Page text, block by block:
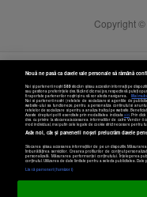
Copyright ©
Setări cookies
Nouă ne pasă ca datele tale personale să rămână
Noi și partenerii noștri589stocăm și/sau accesăm informații pe
sau gestiona preferințele dvs. făcând clic mai jos, respectiv vă puteți
fi raportate partenerilor noștri și nu vă vor afecta navigarea.
Mai
Noi si partenerii nostri (retelele de socializare si agentiile de
website-ului sa functioneze, pentru a personaliza continutul si
retelelor de socializare si pentru a analiza traficul pe website.
Aceste drepturi pot fi exercitate prin modalitatea indicataaici. Prin
dvs. cu privire la stocarea/accesarea informatiilor de catre Vendor-ii
mod individual, mai putin cele legate de cookie strict necesare pentru
Atât noi, cât și partenerii noștri prelucrăm datele
Stocarea și/sau accesarea informațiilor de pe un dispozitiv.
îmbunătățirea serviciilor. Crearea profilurilor de conținut
personalizată. Măsurarea performanței conținutului. Înțelegerea
conținutul. Utilizarea de date limitate pentru a selecta publicitatea.
Listă parteneri (furnizori)